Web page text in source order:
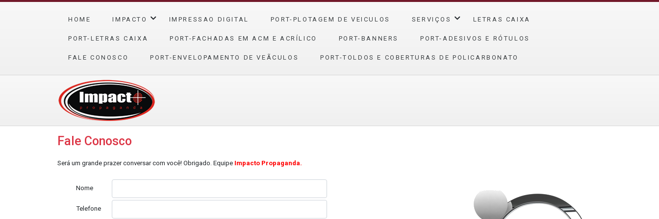
HOME IMPACTO IMPRESSAO DIGITAL PORT-PLOTAGEM DE VEICULOS SERVIÇOS LETRAS CAIXA
PORT-LETRAS CAIXA PORT-FACHADAS EM ACM E ACRÍLICO PORT-BANNERS PORT-ADESIVOS E RÓTULOS
FALE CONOSCO PORT-ENVELOPAMENTO DE VEÃ­CULOS PORT-TOLDOS E COBERTURAS DE POLICARBONATO
Fale Conosco
Será um grande prazer conversar com você! Obrigado. Equipe Impacto Propaganda.
Nome
Telefone